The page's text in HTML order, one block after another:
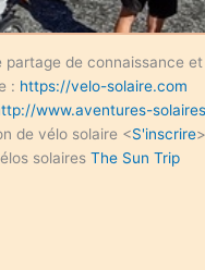
partage de connaissance et
: https://velo-solaire.com
www.aventures-
de vélo solaire <S'inscrire>
solaires The Sun Trip